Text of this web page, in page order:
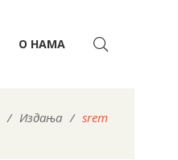
О НАМА
/ Издања / srem